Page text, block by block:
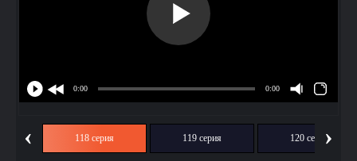
‹ 118 серия 119 серия 120 серия›